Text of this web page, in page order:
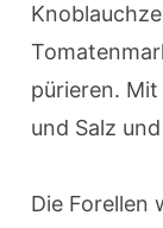
pürieren.
und Salz
Die Forellen